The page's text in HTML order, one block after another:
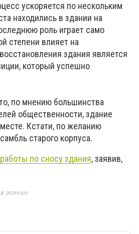
ускоряется по нескольким
находились в здании на
роль играет само
степени влияет на
здания является
который успешно
по мнению большинства
общественности, здание
Кстати, по желанию
старого корпуса.
по сносу здания, заявив,
редакцію